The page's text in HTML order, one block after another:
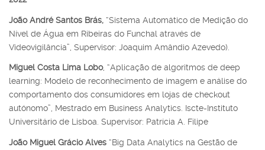
João André Santos Brás, “Sistema Automático de Medição do
Nível de Água em Ribeiras do Funchal através de
Videovigilância”, Supervisor: Joaquim Amândio Azevedo).
Miguel Costa Lima Lobo, “Aplicação de algoritmos de deep
learning: Modelo de reconhecimento de imagem e análise do
comportamento dos consumidores em lojas de checkout
autónomo”, Mestrado em Business Analytics. Iscte-Instituto
Universitário de Lisboa. Supervisor: Patrícia A. Filipe
João Miguel Grácio Alves “Big Data Analytics na Gestão de